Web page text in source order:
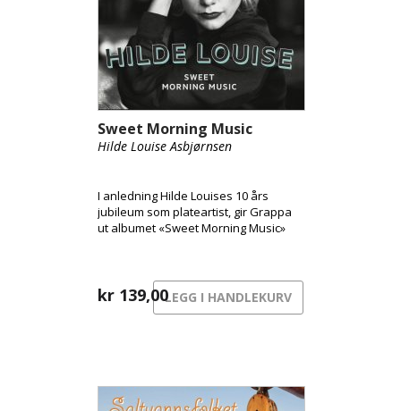
Sweet Morning Music
Hilde Louise Asbjørnsen
I anledning Hilde Louises 10 års
jubileum som plateartist, gir Grappa
ut albumet «Sweet Morning Music»
kr 139,00LEGG I HANDLEKURV